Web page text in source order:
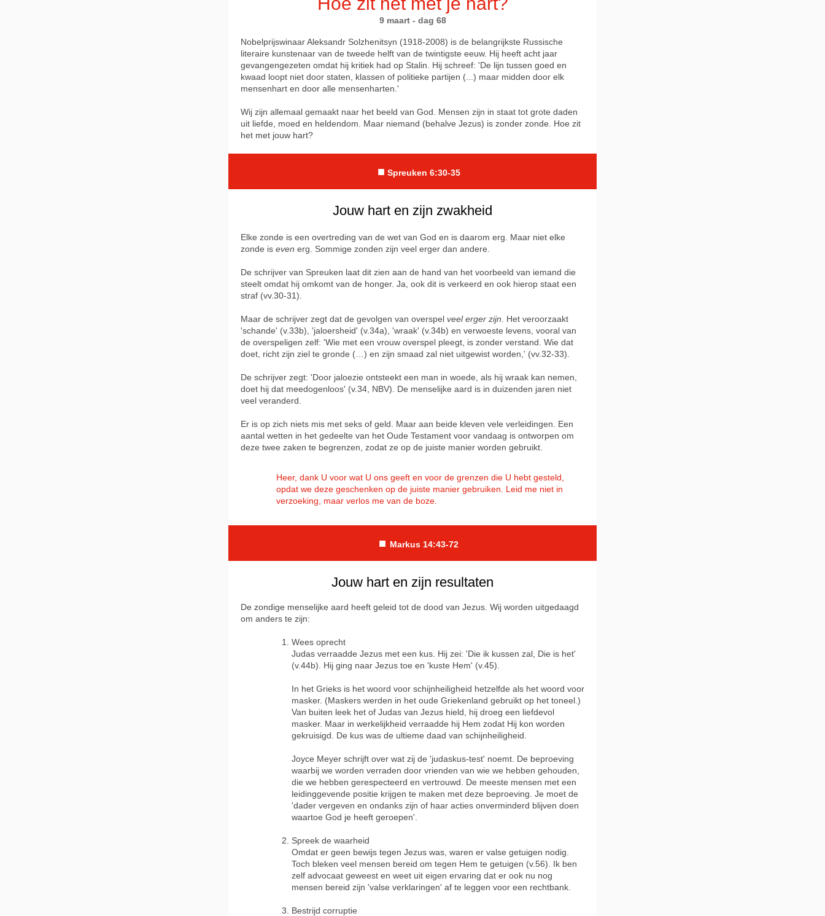
9 maart - dag 68
Nobelprijswinaar Aleksandr Solzhenitsyn (1918-2008) is de belangrijkste Russische
literaire kunstenaar van de tweede helft van de twintigste eeuw. Hij heeft acht jaar
gevangengezeten omdat hij kritiek had op Stalin. Hij schreef: 'De lijn tussen goed en
kwaad loopt niet door staten, klassen of politieke partijen (...) maar midden door elk
mensenhart en door alle mensenharten.'
Wij zijn allemaal gemaakt naar het beeld van God. Mensen zijn in staat tot grote daden
uit liefde, moed en heldendom. Maar niemand (behalve Jezus) is zonder zonde. Hoe zit
het met jouw hart?
■ Spreuken 6:30-35
Jouw hart en zijn zwakheid
Elke zonde is een overtreding van de wet van God en is daarom erg. Maar niet elke
zonde is even erg. Sommige zonden zijn veel erger dan andere.
De schrijver van Spreuken laat dit zien aan de hand van het voorbeeld van iemand die
steelt omdat hij omkomt van de honger. Ja, ook dit is verkeerd en ook hierop staat een
straf (vv.30-31).
Maar de schrijver zegt dat de gevolgen van overspel veel erger zijn . Het veroorzaakt
'schande' (v.33b), 'jaloersheid' (v.34a), 'wraak' (v.34b) en verwoeste levens, vooral van
de overspeligen zelf: 'Wie met een vrouw overspel pleegt, is zonder verstand. Wie dat
doet, richt zijn ziel te gronde (…) en zijn smaad zal niet uitgewist worden,' (vv.32-33).
De schrijver zegt: 'Door jaloezie ontsteekt een man in woede, als hij wraak kan nemen,
doet hij dat meedogenloos' (v.34, NBV). De menselijke aard is in duizenden jaren niet
veel veranderd.
Er is op zich niets mis met seks of geld. Maar aan beide kleven vele verleidingen. Een
aantal wetten in het gedeelte van het Oude Testament voor vandaag is ontworpen om
deze twee zaken te begrenzen, zodat ze op de juiste manier worden gebruikt.
Heer, dank U voor wat U ons geeft en voor de grenzen die U hebt gesteld,
opdat we deze geschenken op de juiste manier gebruiken. Leid me niet in
verzoeking, maar verlos me van de boze.
■ Markus 14:43-72
Jouw hart en zijn resultaten
De zondige menselijke aard heeft geleid tot de dood van Jezus. Wij worden uitgedaagd
om anders te zijn:
Wees oprecht
Judas verraadde Jezus met een kus. Hij zei: 'Die ik kussen zal, Die is het'
(v.44b). Hij ging naar Jezus toe en 'kuste Hem' (v.45).
In het Grieks is het woord voor schijnheiligheid hetzelfde als het woord voor
masker. (Maskers werden in het oude Griekenland gebruikt op het toneel.)
Van buiten leek het of Judas van Jezus hield, hij droeg een liefdevol
masker. Maar in werkelijkheid verraadde hij Hem zodat Hij kon worden
gekruisigd. De kus was de ultieme daad van schijnheiligheid.
Joyce Meyer schrijft over wat zij de 'judaskus-test' noemt. De beproeving
waarbij we worden verraden door vrienden van wie we hebben gehouden,
die we hebben gerespecteerd en vertrouwd. De meeste mensen met een
leidinggevende positie krijgen te maken met deze beproeving. Je moet de
'dader vergeven en ondanks zijn of haar acties onverminderd blijven doen
waartoe God je heeft geroepen'.
Spreek de waarheid
Omdat er geen bewijs tegen Jezus was, waren er valse getuigen nodig.
Toch bleken veel mensen bereid om tegen Hem te getuigen (v.56). Ik ben
zelf advocaat geweest en weet uit eigen ervaring dat er ook nu nog
mensen bereid zijn 'valse verklaringen' af te leggen voor een rechtbank.
Bestrijd corruptie